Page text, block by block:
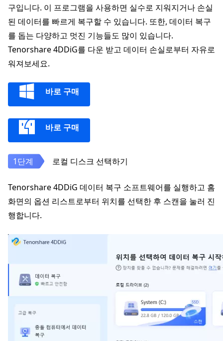
구입니다. 이 프로그램을 사용하면 실수로 지워지거나 손실
된 데이터를 빠르게 복구할 수 있습니다. 또한, 데이터 복구
를 돕는 다양하고 멋진 기능들도 많이 있습니다.
Tenorshare 4DDiG를 다운 받고 데이터 손실로부터 자유로
워져보세요.
바로 구매
바로 구매
로컬 디스크 선택하기
Tenorshare 4DDiG 데이터 복구 소프트웨어를 실행하고 홈
화면의 옵션 리스트로부터 위치를 선택한 후 스캔을 눌러 진
행합니다.